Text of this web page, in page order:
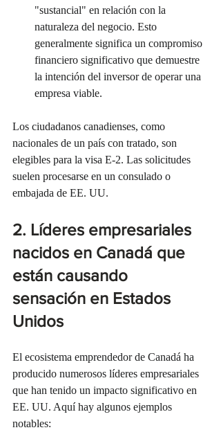
"sustancial" en relación con la
naturaleza del negocio. Esto
generalmente significa un compromiso
financiero significativo que demuestre
la intención del inversor de operar una
empresa viable.
Los ciudadanos canadienses, como
nacionales de un país con tratado, son
elegibles para la visa E-2. Las solicitudes
suelen procesarse en un consulado o
embajada de EE. UU.
2. Líderes empresariales
nacidos en Canadá que
están causando
sensación en Estados
Unidos
El ecosistema emprendedor de Canadá ha
producido numerosos líderes empresariales
que han tenido un impacto significativo en
EE. UU. Aquí hay algunos ejemplos
notables: